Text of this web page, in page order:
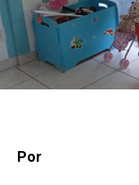
Por